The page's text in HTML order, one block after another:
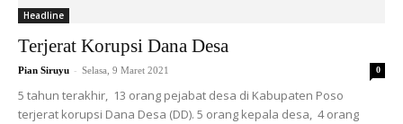
Headline
Terjerat Korupsi Dana Desa
Pian Siruyu - Selasa, 9 Maret 2021 0
5 tahun terakhir, 13 orang pejabat desa di Kabupaten Poso
terjerat korupsi Dana Desa (DD). 5 orang kepala desa, 4 orang